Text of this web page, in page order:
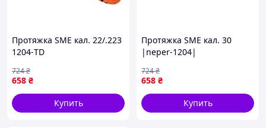
Протяжка SME кал. 22/.223
1204-TD
658 ₴
724₴
Купить
Протяжка SME кал. 30
|neper-1204|
658 ₴
724₴
Купить